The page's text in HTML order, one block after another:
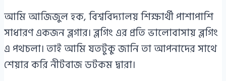
আমি আজিজুল হক, বিশ্ববিদ্যালয় শিক্ষার্থী পাশাপাশি
সাধারণ একজন ব্লগার। ব্লগিং এর প্রতি ভালোবাসায় ব্লগিং
এ পথচলা। তাই আমি যতটুকু জানি তা আপনাদের সাথে
শেয়ার করি নীটবাজ ডটকম দ্বারা।